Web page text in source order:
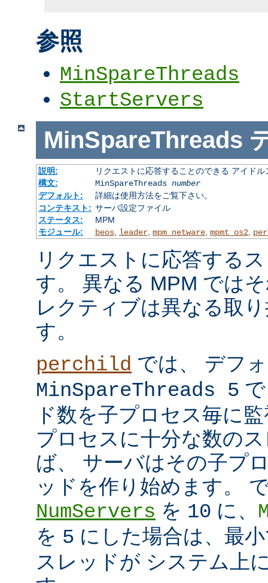
参照
MinSpareThreads
StartServers
MinSpareThreads
説明:
リクエストに応答することのできる アイド
構文:
MinSpareThreads number
デフォルト:
詳細は使用方法をご覧下さい。
コンテキスト: サーバ設定ファイル
ステータス:
MPM
モジュール:
beos, leader, mpm_netware, mpmt_os2,
リクエストに応答する
す。 異なる MPM では
レクティブは異なる取
す。
perchild では、 デフ
MinSpareThreads 5
ド数を子プロセス毎に
プロセスに十分な数の
ば、 サーバはその子プ
ッドを作り始めます。
NumServers を 10 に、
を 5 にした場合は、最
スレッドが システム上